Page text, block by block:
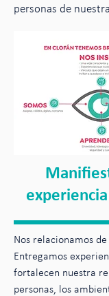
personas de
Nos relacionamos
Entregamos
fortalecen nuestra
personas, los